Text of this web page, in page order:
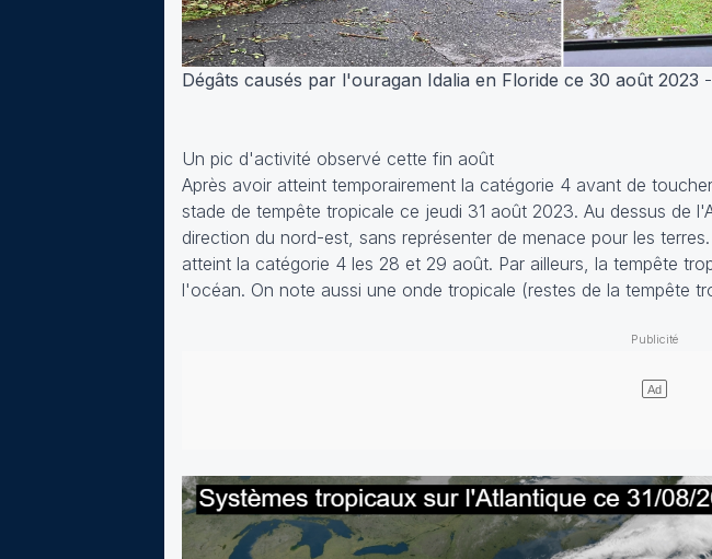
Dégâts causés par l'ouragan Idalia en Floride ce 30 août 2023
Un pic d'activité observé cette fin août
Après avoir atteint temporairement la catégorie 4 avant de
stade de tempête tropicale ce jeudi 31 août 2023. Au dessus de
direction du nord-est, sans représenter de menace pour les
atteint la catégorie 4 les 28 et 29 août. Par ailleurs, la tempête
l'océan. On note aussi une onde tropicale (restes de la tempête